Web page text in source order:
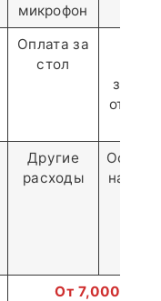
микрофон
Оплата за
стол
от
Другие
расходы
на
От